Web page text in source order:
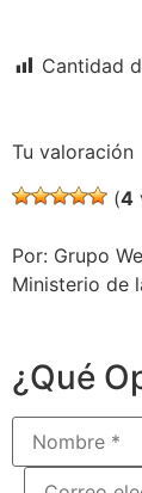
Cantidad
Tu valoración
(4
Por: Grupo
Ministerio de
¿Qué